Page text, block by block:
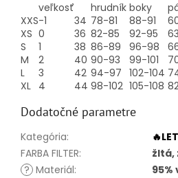
veľkosť hrudník boky
XXS-1 34 78-81 88-91
XS 0 36 82-85 92-95
S
1 38 86-89 96-98
M
2 40 90-93 99-101
L
3 42 94-97 102-104
XL 4 44 98-102 105-108
Dodatočné parametre
Kategória:
FARBA FILTER:
žltá,
? Materiál:
95%